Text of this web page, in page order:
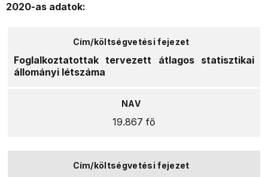
2020-as adatok:
Foglalkoztatottak tervezett átlagos statisztikai
állományi létszáma
19.867 fő